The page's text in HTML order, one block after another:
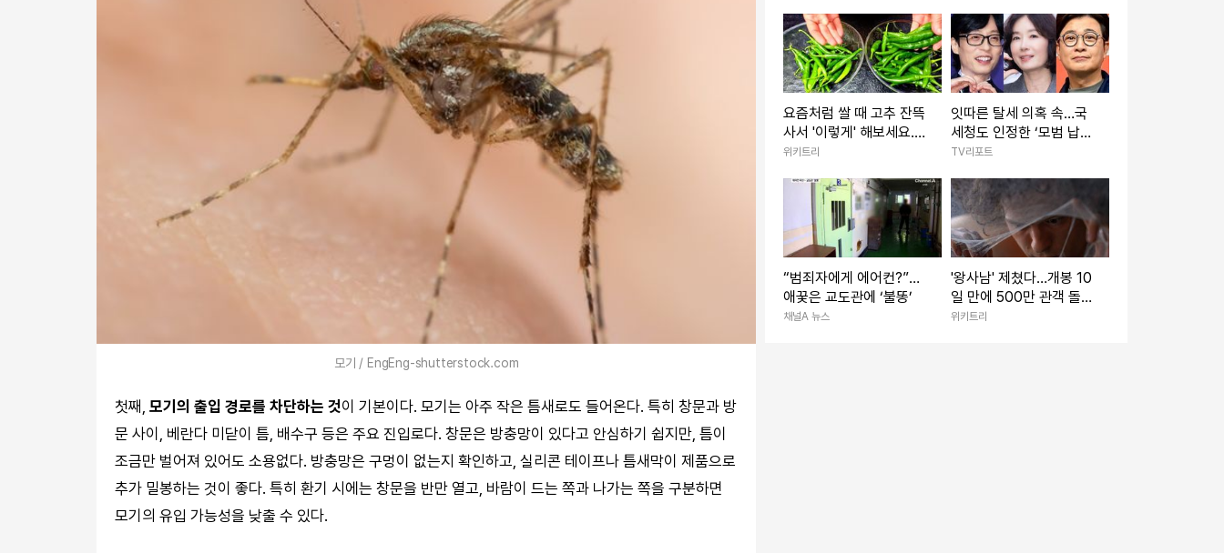
모기 / EngEng-shutterstock.com
첫째, 모기의 출입 경로를 차단하는 것이 기본이다. 모기는 아주 작은 틈새로도 들어온다. 특히 창문과 방
문 사이, 베란다 미닫이 틈, 배수구 등은 주요 진입로다. 창문은 방충망이 있다고 안심하기 쉽지만, 틈이
조금만 벌어져 있어도 소용없다. 방충망은 구멍이 없는지 확인하고, 실리콘 테이프나 틈새막이 제품으로
추가 밀봉하는 것이 좋다. 특히 환기 시에는 창문을 반만 열고, 바람이 드는 쪽과 나가는 쪽을 구분하면
모기의 유입 가능성을 낮출 수 있다.
스타]
요즘처럼 쌀 때 고추 잔뜩
사서 '이렇게' 해보세요...
진짜 '밥도둑'이라 인정합
위키트리
잇따른 탈세 의혹 속…국
세청도 인정한 ‘모범 납
세’로 찬사받은 ★들 [종
TV리포트
“범죄자에게 에어컨?”…
애꿎은 교도관에 ‘불똥’
채널A 뉴스
'왕사남' 제쳤다…개봉 10
일 만에 500만 관객 돌파
한 '대작 영화'
위키트리